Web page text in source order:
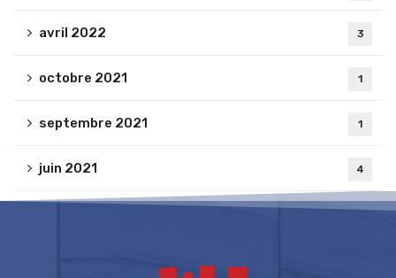
avril 2022 3
octobre 2021 1
septembre 2021 1
juin 2021 4